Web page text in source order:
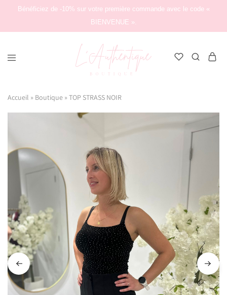
Bénéficiez de -10% sur votre première commande avec le code «
BIENVENUE ».
Accueil » Boutique »TOP STRASS NOIR